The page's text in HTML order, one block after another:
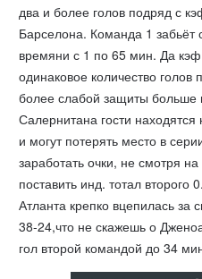
два и более голов подряд с
Барселона. Команда 1 забьёт
времяни с 1 по 65 мин. Да
одинаковое количество голов
более слабой защиты больше
Салернитана гости
и могут потерять место в
заработать очки, не смотря
поставить инд. тотал
Атланта крепко вцепилась за
38-24,что не скажешь о
гол второй командой до 34